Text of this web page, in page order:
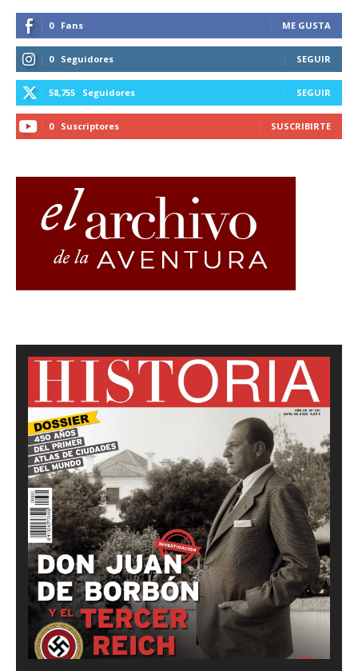
0 Fans ME GUSTA
0 Seguidores SEGUIR
58,755 Seguidores SEGUIR
0 Suscriptores SUSCRIBIRTE